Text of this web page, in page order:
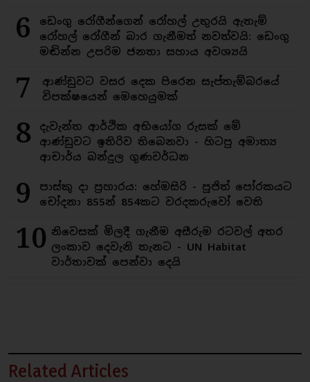
6
ඩෙංගු රෝගීන්ගෙන් රෝහල් උතුරයි ඇතැම්
රෝහල් රෝගීන් බාර ගැනීමත් නවත්වයි: ඩෙංගු
මඬින්න උපරිම ජනතා සහාය අවශ්‍යයි
7
ආණ්ඩුවට වසර දෙක පිරෙන සැප්තැම්බරයේ
විපක්ෂයෙන් මෙහෙයුමක්
8
දැවැන්ත ආර්ථික අභියෝග රුසක් මේ
ආණ්ඩුවට ඉතිරිව තිබෙනවා - හිටපු අමාත්‍ය
ආචාර්ය බන්දුල ගුණවර්ධන
9
පාස්කු දා ප්‍රහාරය: හේමසිරි - පූජිත් පෝරකයට
චෝදනා 855න් 854කට වරදකරුවෝ වෙති
10 නිවෙසක් මිලදී ගැනීම අසීරුම රටවල් අතර
ලංකාව දෙවැනි තැනට - UN Habitat
වාර්තාවක් පෙන්වා දෙයි
Related Articles